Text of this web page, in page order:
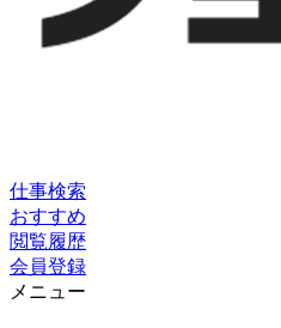
仕事検索
おすすめ
閲覧履歴
会員登録
メニュー